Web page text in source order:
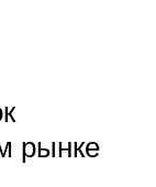
рынке